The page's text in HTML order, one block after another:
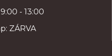
- 13:00
ZÁRVA